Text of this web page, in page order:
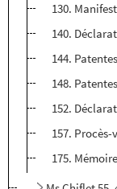
130.
140.
144.
148.
152.
157.
175.